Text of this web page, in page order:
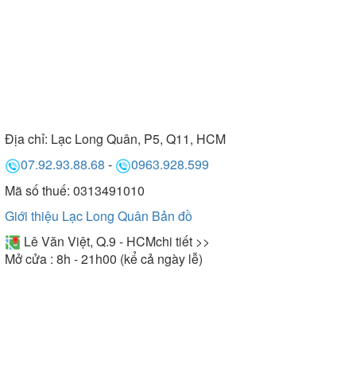
Địa chỉ: Lạc Long Quân, P5, Q11, HCM
07.92.93.88.68 -
0963.928.599
Mã số thuế: 0313491010
Giới thiệu Lạc Long Quân Bản đồ
Lê Văn Việt, Q.9 - HCMchi tiết >>
Mở cửa : 8h - 21h00 (kể cả ngày lễ)